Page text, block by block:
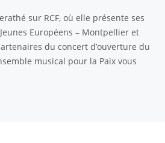
sur RCF, où elle présente ses
Européens – Montpellier et
du concert d’ouverture du
musical pour la Paix vous